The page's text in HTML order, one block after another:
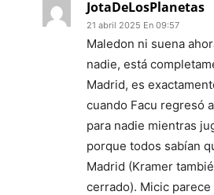
JotaDeLosPlanetas
21 abril 2025 En 09:57
Maledon ni suena
nadie, está
Madrid, es
cuando Facu regresó
para nadie mientras
porque todos sabían
Madrid (Kramer
cerrado). Micic